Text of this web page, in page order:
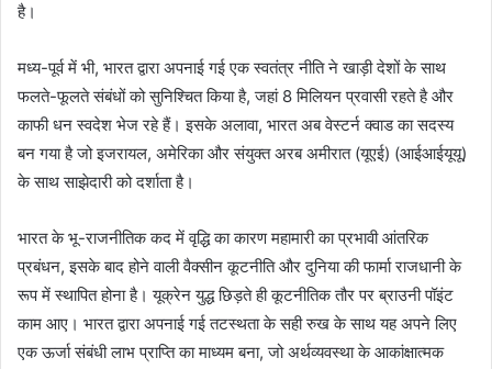
है।
मध्य-पूर्व में भी, भारत द्वारा अपनाई गई एक स्वतंत्र नीति ने खाड़ी देशों के साथ
फलते-फूलते संबंधों को सुनिश्चित किया है, जहां 8 मिलियन प्रवासी रहते है और
काफी धन स्वदेश भेज रहे हैं। इसके अलावा, भारत अब वेस्टर्न क्वाड का सदस्य
बन गया है जो इजरायल, अमेरिका और संयुक्त अरब अमीरात (यूएई) (आईआईयूयू)
के साथ साझेदारी को दर्शाता है।
भारत के भू-राजनीतिक कद में वृद्धि का कारण महामारी का प्रभावी आंतरिक
प्रबंधन, इसके बाद होने वाली वैक्सीन कूटनीति और दुनिया की फार्मा राजधानी के
रूप में स्थापित होना है। यूक्रेन युद्ध छिड़ते ही कूटनीतिक तौर पर ब्राउनी पॉइंट
काम आए। भारत द्वारा अपनाई गई तटस्थता के सही रुख के साथ यह अपने लिए
एक ऊर्जा संबंधी लाभ प्राप्ति का माध्यम बना, जो अर्थव्यवस्था के आकांक्षात्मक